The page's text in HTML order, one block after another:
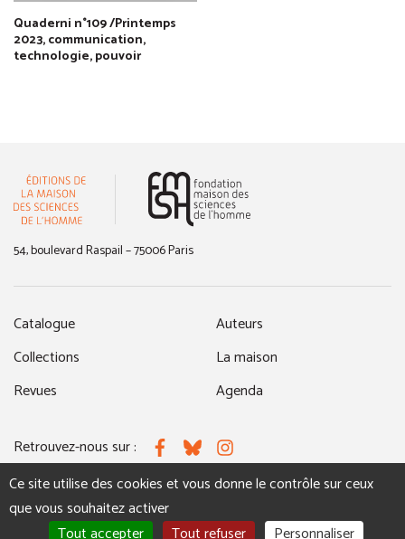
Quaderni n°109 /Printemps
2023, communication,
technologie, pouvoir
54, boulevard Raspail – 75006 Paris
Catalogue
Collections
Revues
Auteurs
La maison
Agenda
Retrouvez-nous sur : FacebookBlueskyInstagram
MENTIONS LÉGALES NOUS CONTACTER
Ce site utilise des cookies et vous donne le contrôle sur ceux
que vous souhaitez activer
Tout accepter
Tout refuser Personnaliser